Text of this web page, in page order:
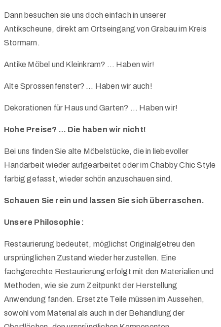
Dann besuchen sie uns doch einfach in unserer
Antikscheune, direkt am Ortseingang von Grabau im Kreis
Stormarn.
Antike Möbel und Kleinkram? … Haben wir!
Alte Sprossenfenster? … Haben wir auch!
Dekorationen für Haus und Garten? … Haben wir!
Hohe Preise? … Die haben wir nicht!
Bei uns finden Sie alte Möbelstücke, die in liebevoller
Handarbeit wieder aufgearbeitet oder im Chabby Chic Style
farbig gefasst, wieder schön anzuschauen sind.
Schauen Sie rein und lassen Sie sich überraschen.
Unsere Philosophie:
Restaurierung bedeutet, möglichst Originalgetreu den
ursprünglichen Zustand wieder herzustellen. Eine
fachgerechte Restaurierung erfolgt mit den Materialien und
Methoden, wie sie zum Zeitpunkt der Herstellung
Anwendung fanden. Ersetzte Teile müssen im Aussehen,
sowohl vom Material als auch in der Behandlung der